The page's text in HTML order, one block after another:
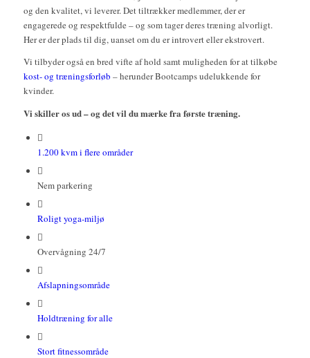
og den kvalitet, vi leverer. Det tiltrækker medlemmer, der er
engagerede og respektfulde – og som tager deres træning alvorligt.
Her er der plads til dig, uanset om du er introvert eller ekstrovert.
Vi tilbyder også en bred vifte af hold samt muligheden for at tilkøbe
kost- og træningsforløb – herunder Bootcamps udelukkende for
kvinder.
Vi skiller os ud – og det vil du mærke fra første træning.
1.200 kvm i flere områder
Nem parkering
Roligt yoga-miljø
Overvågning 24/7
Afslapningsområde
Holdtræning for alle
Stort fitnessområde